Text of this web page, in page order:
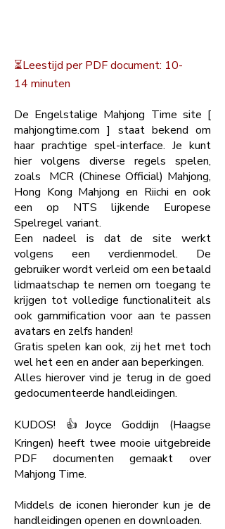
⏳️Leestijd per PDF document: 10-
14 minuten
De Engelstalige Mahjong Time site [
mahjongtime.com ] staat bekend om
haar prachtige spel-interface. Je kunt
hier volgens diverse regels spelen,
zoals MCR (Chinese Official) Mahjong,
Hong Kong Mahjong en Riichi en ook
een op NTS lijkende Europese
Spelregel variant.
Een nadeel is dat de site werkt
volgens een verdienmodel. De
gebruiker wordt verleid om een betaald
lidmaatschap te nemen om toegang te
krijgen tot volledige functionaliteit als
ook gammification voor aan te passen
avatars en zelfs handen!
Gratis spelen kan ook, zij het met toch
wel het een en ander aan beperkingen.
Alles hierover vind je terug in de goed
gedocumenteerde handleidingen.
KUDOS! 👍️Joyce Goddijn (Haagse
Kringen) heeft twee mooie uitgebreide
PDF documenten gemaakt over
Mahjong Time.
Middels de iconen hieronder kun je de
handleidingen openen en downloaden.